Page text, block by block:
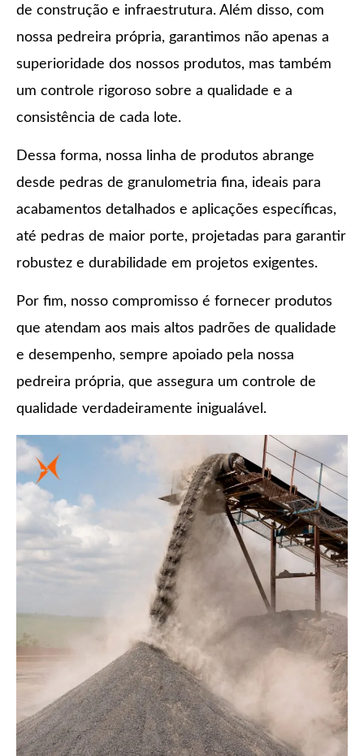
de construção e infraestrutura. Além disso, com
nossa pedreira própria, garantimos não apenas a
superioridade dos nossos produtos, mas também
um controle rigoroso sobre a qualidade e a
consistência de cada lote.
Dessa forma, nossa linha de produtos abrange
desde pedras de granulometria fina, ideais para
acabamentos detalhados e aplicações específicas,
até pedras de maior porte, projetadas para garantir
robustez e durabilidade em projetos exigentes.
Por fim, nosso compromisso é fornecer produtos
que atendam aos mais altos padrões de qualidade
e desempenho, sempre apoiado pela nossa
pedreira própria, que assegura um controle de
qualidade verdadeiramente inigualável.